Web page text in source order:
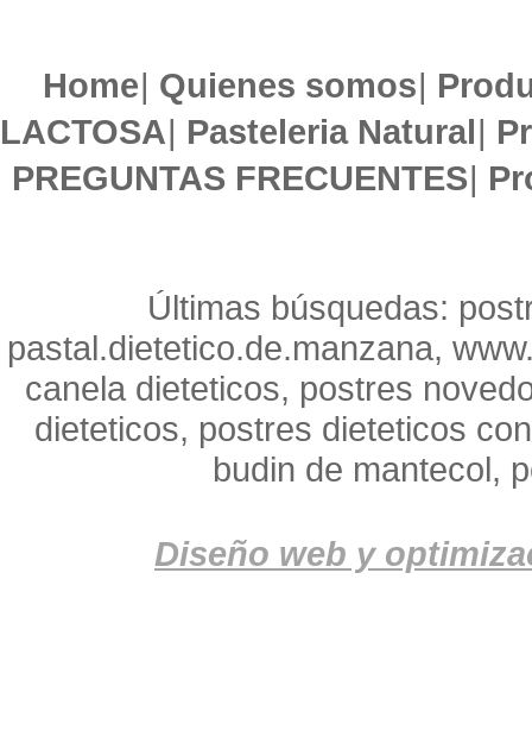
Home| Quienes somos|
LACTOSA| Pasteleria Natural|
PREGUNTAS FRECUENTES|
Últimas búsquedas:
pastal.dietetico.de.manzana,
canela dieteticos, postres
dieteticos, postres dieteticos
budin de mantecol,
Diseño web y